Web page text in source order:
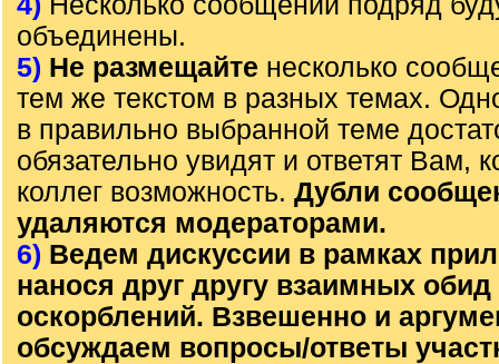
объединены.
5) Не размещайте несколько
тем же текстом в разных темах.
в правильно выбранной теме
обязательно увидят и ответят Вам,
коллег возможность. Дубли
удаляются модераторами.
6) Ведем дискуссии в рамках
нанося друг другу взаимных обид
оскорблений. Взвешенно и
обсуждаем вопросы/ответы